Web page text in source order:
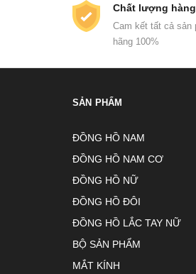
Chất lượng
Cam kết tất cả sản
hãng 100%
SẢN PHẨM
ĐỒNG HỒ NAM
ĐỒNG HỒ NAM CƠ
ĐỒNG HỒ NỮ
ĐỒNG HỒ ĐÔI
ĐỒNG HỒ LẮC TAY NỮ
BỘ SẢN PHẨM
MẮT KÍNH